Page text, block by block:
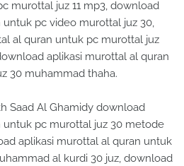
murottal juz 11 mp3, download
pc video murottal juz 30,
al quran untuk pc murottal juz
aplikasi murottal al quran
30 muhammad thaha.
Saad Al Ghamidy download
untuk pc murottal juz 30 metode
aplikasi murottal al quran untuk
al kurdi 30 juz, download